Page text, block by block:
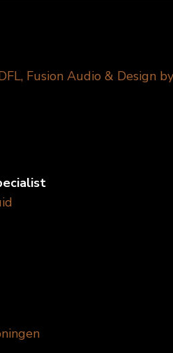
Fusion Audio & Design